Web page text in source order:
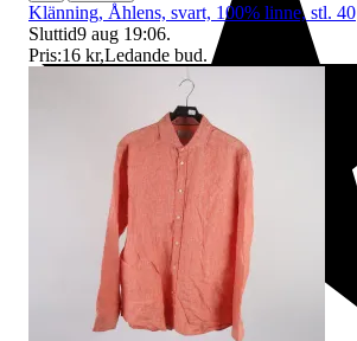
Klänning, Åhlens, svart, 100% linne, stl. 40
Sluttid9 aug 19:06.
Pris:16 kr,Ledande bud.